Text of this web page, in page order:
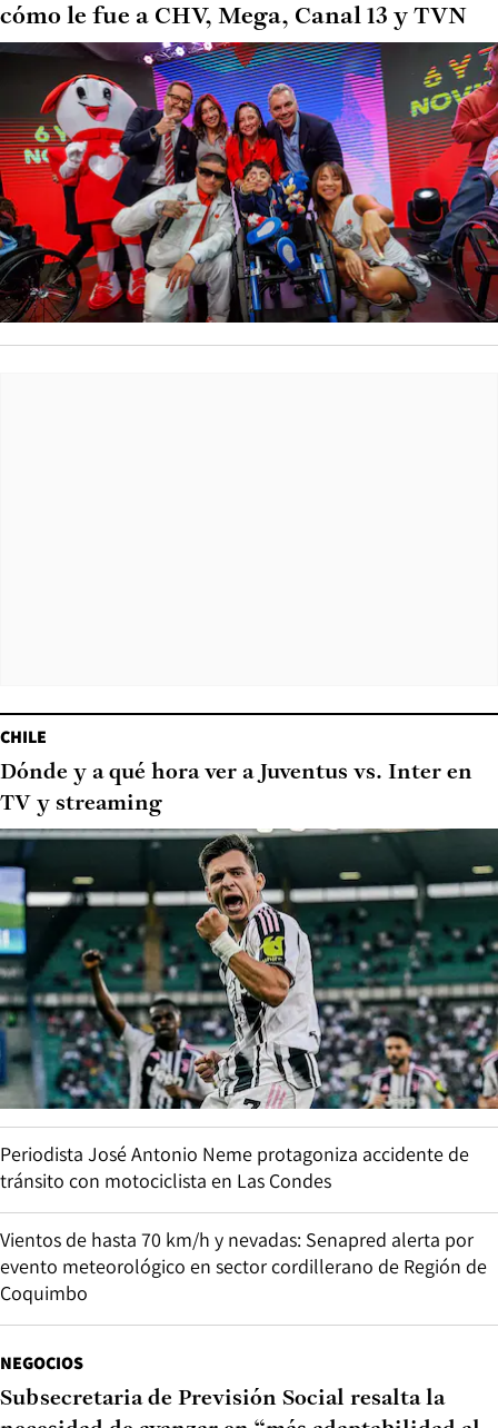
cómo le fue a CHV, Mega, Canal 13 y TVN
CHILE
Dónde y a qué hora ver a Juventus vs. Inter en
TV y streaming
Periodista José Antonio Neme protagoniza accidente de
tránsito con motociclista en Las Condes
Vientos de hasta 70 km/h y nevadas: Senapred alerta por
evento meteorológico en sector cordillerano de Región de
Coquimbo
NEGOCIOS
Subsecretaria de Previsión Social resalta la